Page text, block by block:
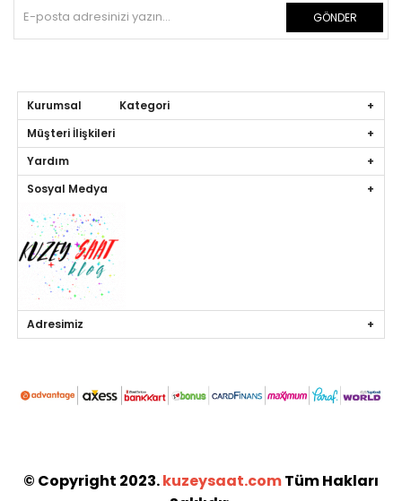
GÖNDER
Kurumsal Kategori
Müşteri İlişkileri
Yardım
Sosyal Medya
Adresimiz
© Copyright 2023.kuzeysaat.comTüm Hakları